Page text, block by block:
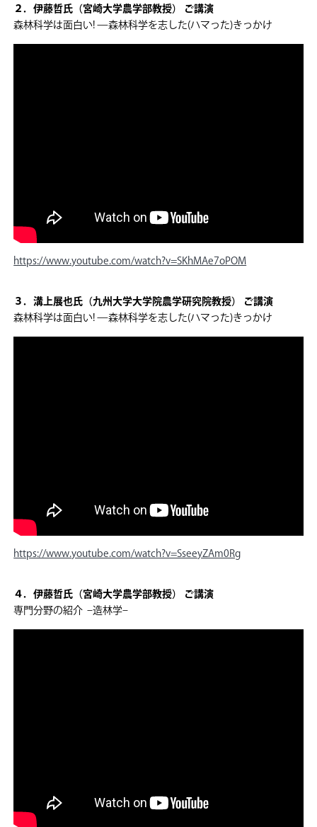
２．伊藤哲氏（宮崎大学農学部教授） ご講演
森林科学は面白い! —森林科学を志した(ハマった)きっかけ
https://www.youtube.com/watch?v=SKhMAe7oPOM
３．溝上展也氏（九州大学大学院農学研究院教授） ご講演
森林科学は面白い! —森林科学を志した(ハマった)きっかけ
https://www.youtube.com/watch?v=SseeyZAm0Rg
４．伊藤哲氏（宮崎大学農学部教授） ご講演
専門分野の紹介 –造林学–